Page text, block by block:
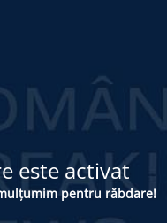
este activat
pentru răbdare!